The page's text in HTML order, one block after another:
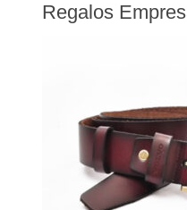
Regalos